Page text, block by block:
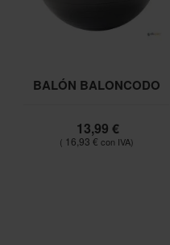
BALÓN BALONCODO
13,99 €
16,93 €